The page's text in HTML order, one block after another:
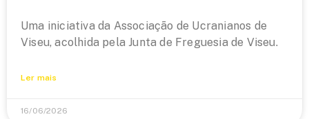
Uma iniciativa da Associação de Ucranianos de
Viseu, acolhida pela Junta de Freguesia de Viseu.
Ler mais
16/06/2026